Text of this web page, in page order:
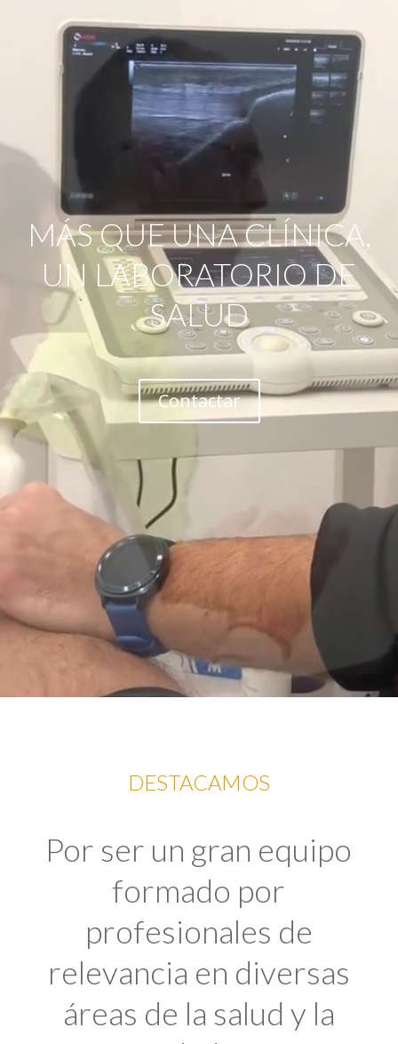
MÁS QUE UNA CLÍNICA,
UN LABORATORIO DE
SALUD
Contactar
DESTACAMOS
Por ser un gran equipo
formado por
profesionales de
relevancia en diversas
áreas de la salud y la